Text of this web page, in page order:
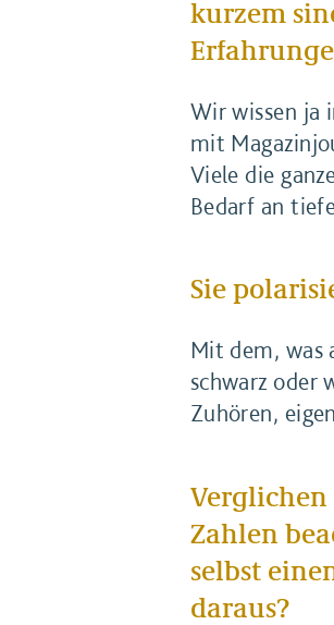
kurzem
Wir wissen ja
mit
Viele die
Bedarf an
Sie
Mit dem, was
schwarz oder
Zuhören,
Zahlen
selbst
daraus?